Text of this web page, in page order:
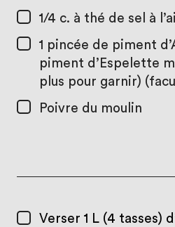
1/4 c. à thé de sel à l’ail
1 pincée de piment
piment d’Espelette
plus pour garnir)
Poivre du moulin
Verser 1 L (4 tasses)